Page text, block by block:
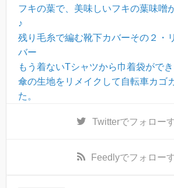
フキの葉で、美味しいフキの葉味噌
♪
残り毛糸で編む靴下カバーその２・
バー
もう着ないTシャツから巾着袋ができ
傘の生地をリメイクして自転車カゴ
た。
Twitterでフォロー
Feedlyでフォロー